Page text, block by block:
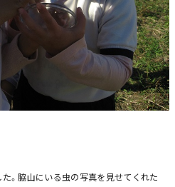
。脇山にいる虫の写真を見せてくれた